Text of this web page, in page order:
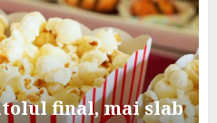
final, mai slab